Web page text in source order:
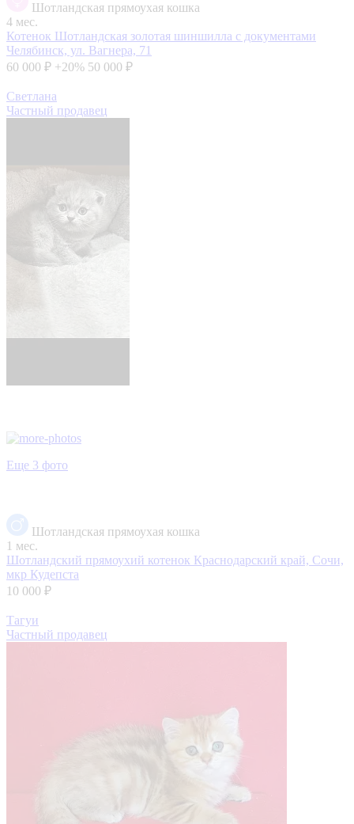
Шотландская прямоухая кошка
4 мес.
Котенок Шотландская золотая шиншилла с документами
Челябинск, ул. Вагнера, 71
60 000 ₽ +20% 50 000 ₽
Светлана
Частный продавец
Еще 3 фото
Шотландская прямоухая кошка
1 мес.
Шотландский прямоухий котенок Краснодарский край, Сочи,
мкр Кудепста
10 000 ₽
Тагуи
Частный продавец